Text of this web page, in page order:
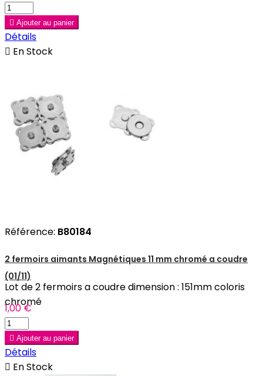
 Ajouter au panier
Détails
 En Stock
Référence: B80184
2 fermoirs aimants Magnétiques 11 mm chromé a coudre
(01/11)
Lot de 2 fermoirs a coudre dimension : 151mm coloris
chromé
1,00 €
 Ajouter au panier
Détails
 En Stock